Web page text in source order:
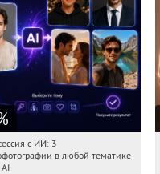
с ИИ: 3
в любой тематике